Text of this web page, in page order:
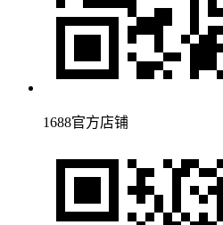
1688官方店铺